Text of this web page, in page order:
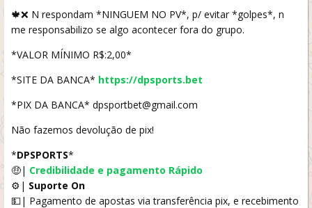
🍁❌ N respondam *NINGUEM NO PV*, p/ evitar *golpes*, n
me responsabilizo se algo acontecer fora do grupo.
*VALOR MÍNIMO R$:2,00*
*SITE DA BANCA* https://dpsports.bet
*PIX DA BANCA* dpsportbet@gmail.com
Não fazemos devolução de pix!
*DPSPORTS*
🤑| Credibilidade e pagamento Rápido
⚙️| Suporte On
💵| Pagamento de apostas via transferência pix, e recebimento